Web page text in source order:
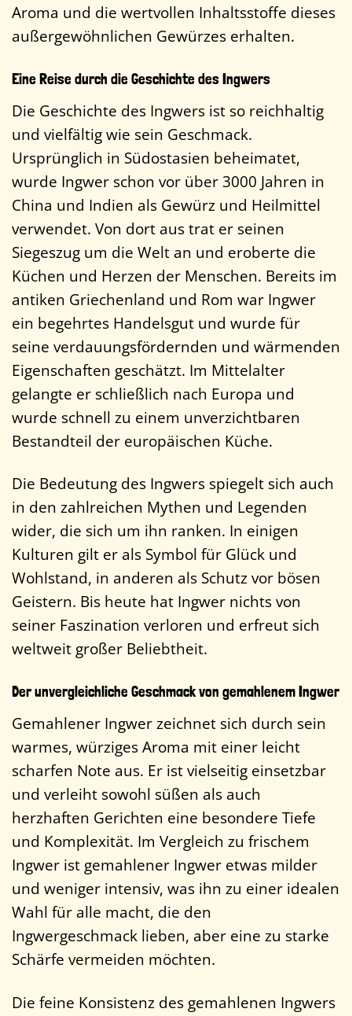
Aroma und die wertvollen Inhaltsstoffe dieses
außergewöhnlichen Gewürzes erhalten.
Eine Reise durch die Geschichte des Ingwers
Die Geschichte des Ingwers ist so reichhaltig
und vielfältig wie sein Geschmack.
Ursprünglich in Südostasien beheimatet,
wurde Ingwer schon vor über 3000 Jahren in
China und Indien als Gewürz und Heilmittel
verwendet. Von dort aus trat er seinen
Siegeszug um die Welt an und eroberte die
Küchen und Herzen der Menschen. Bereits im
antiken Griechenland und Rom war Ingwer
ein begehrtes Handelsgut und wurde für
seine verdauungsfördernden und wärmenden
Eigenschaften geschätzt. Im Mittelalter
gelangte er schließlich nach Europa und
wurde schnell zu einem unverzichtbaren
Bestandteil der europäischen Küche.
Die Bedeutung des Ingwers spiegelt sich auch
in den zahlreichen Mythen und Legenden
wider, die sich um ihn ranken. In einigen
Kulturen gilt er als Symbol für Glück und
Wohlstand, in anderen als Schutz vor bösen
Geistern. Bis heute hat Ingwer nichts von
seiner Faszination verloren und erfreut sich
weltweit großer Beliebtheit.
Der unvergleichliche Geschmack von gemahlenem Ingwer
Gemahlener Ingwer zeichnet sich durch sein
warmes, würziges Aroma mit einer leicht
scharfen Note aus. Er ist vielseitig einsetzbar
und verleiht sowohl süßen als auch
herzhaften Gerichten eine besondere Tiefe
und Komplexität. Im Vergleich zu frischem
Ingwer ist gemahlener Ingwer etwas milder
und weniger intensiv, was ihn zu einer idealen
Wahl für alle macht, die den
Ingwergeschmack lieben, aber eine zu starke
Schärfe vermeiden möchten.
Die feine Konsistenz des gemahlenen Ingwers